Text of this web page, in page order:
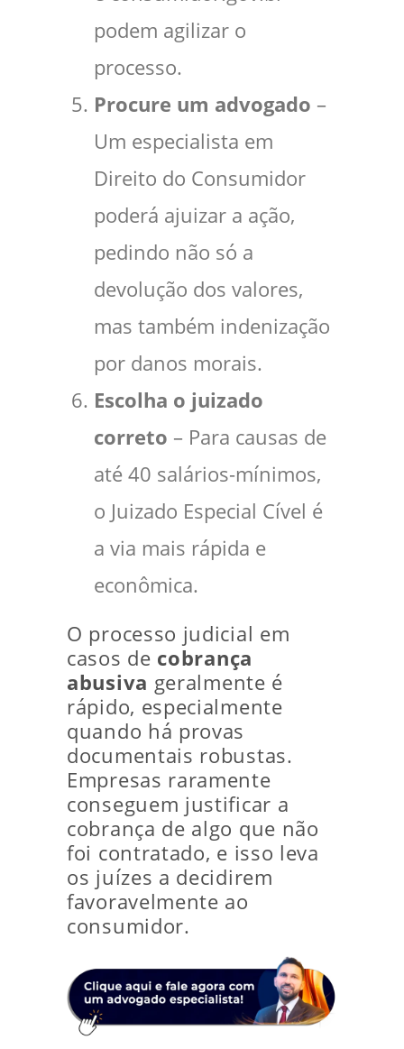
podem agilizar o
processo.
Procure um advogado –
Um especialista em
Direito do Consumidor
poderá ajuizar a ação,
pedindo não só a
devolução dos valores,
mas também indenização
por danos morais.
Escolha o juizado
correto – Para causas de
até 40 salários-mínimos,
o Juizado Especial Cível é
a via mais rápida e
econômica.
O processo judicial em
casos de cobrança
abusiva geralmente é
rápido, especialmente
quando há provas
documentais robustas.
Empresas raramente
conseguem justificar a
cobrança de algo que não
foi contratado, e isso leva
os juízes a decidirem
favoravelmente ao
consumidor.